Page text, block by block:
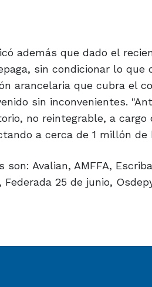
además que dado el
sin condicionar lo
arancelaria que cubra el
sin inconvenientes.
no reintegrable, a
a cerca de 1 millón de
son: Avalian, AMFFA,
25 de junio,